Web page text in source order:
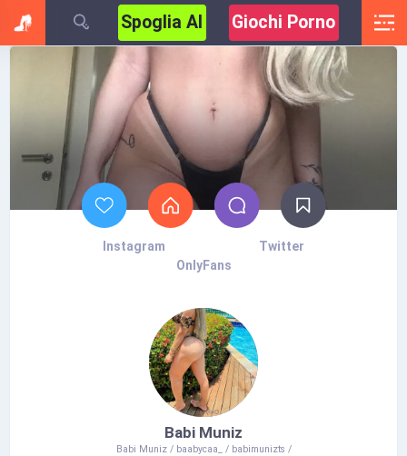
Spoglia AI Giochi Porno
Instagram
Twitter
OnlyFans
Babi Muniz
Babi Muniz / baabycaa_ / babimunizts /